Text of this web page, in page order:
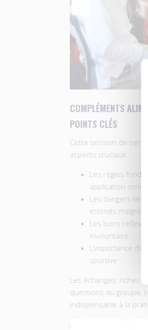
COMPLÉMENTS
POINTS CLÉS
Cette session de
aspects cruciaux :
Les règles
application
Les dangers liés
estimés malgré
Les bons
involontaire
L’importance
sportive
Les échanges, riches
questions du groupe,
indispensable à la